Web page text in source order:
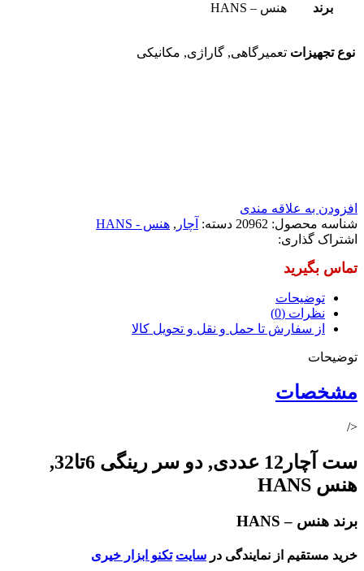
برند هنس – HANS
نوع تجهیزات تعمیرگاهی, گاراژی, مکانیکی
افزودن به علاقه مندی
شناسه محصول: 20962 دسته: آچار , هنس - HANS
اشتراک گذاری:
توضیحات
نظرات (0)
از سفارش تا حمل و نقل و تحویل کالا
توضیحات
مشخصات
</
ست آچار12 عددی, دو سر رینگی 6تا32,
هنس HANS
برند هنس – HANS
خرید مستقیم از نمایندگی در سایت تکنو ابزار خیری